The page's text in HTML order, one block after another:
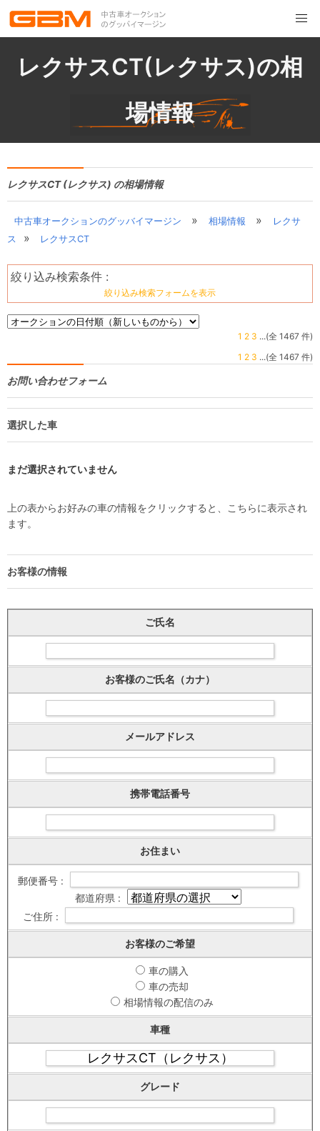
レクサスCT(レクサス)の相
場情報
レクサスCT (レクサス) の相場情報
中古車オークションのグッバイマージン » 相場情報 »
レクサ
ス
» レクサスCT
絞り込み検索条件 :
絞り込み検索フォームを表示
1 2 3 ...(全 1467 件)
1 2 3 ...(全 1467 件)
お問い合わせフォーム
選択した車
まだ選択されていません
上の表からお好みの車の情報をクリックすると、こちらに表示され
ます。
お客様の情報
ご氏名
お客様のご氏名（カナ）
メールアドレス
携帯電話番号
お住まい
郵便番号 :
都道府県 :
ご住所 :
お客様のご希望
車の購入
車の売却
相場情報の配信のみ
車種
グレード